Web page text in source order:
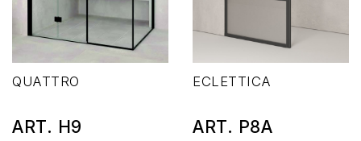
QUATTRO
ART. H9
ECLETTICA
ART. P8A